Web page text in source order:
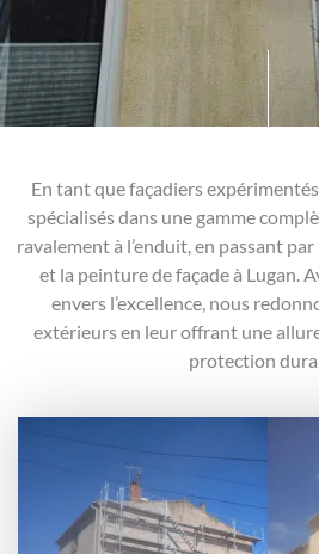
En tant que façadiers
spécialisés dans une gamme
ravalement à l’enduit, en passant
et la peinture de façade à Lugan.
envers l’excellence, nous
extérieurs en leur offrant une
protection